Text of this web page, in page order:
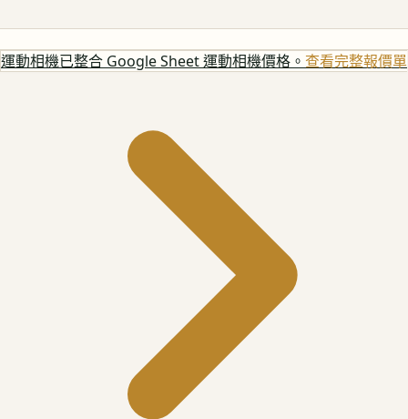
運動相機已整合 Google Sheet 運動相機價格。 查看完整報價單